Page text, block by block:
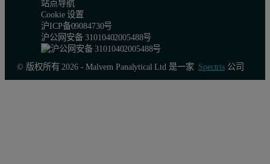
站点导航
Cookie 设置
沪ICP备09084730号
沪公网安备 31010402005488号
© 版权所有 2026 - Malvern Panalytical Ltd 是一家 Spectris公司